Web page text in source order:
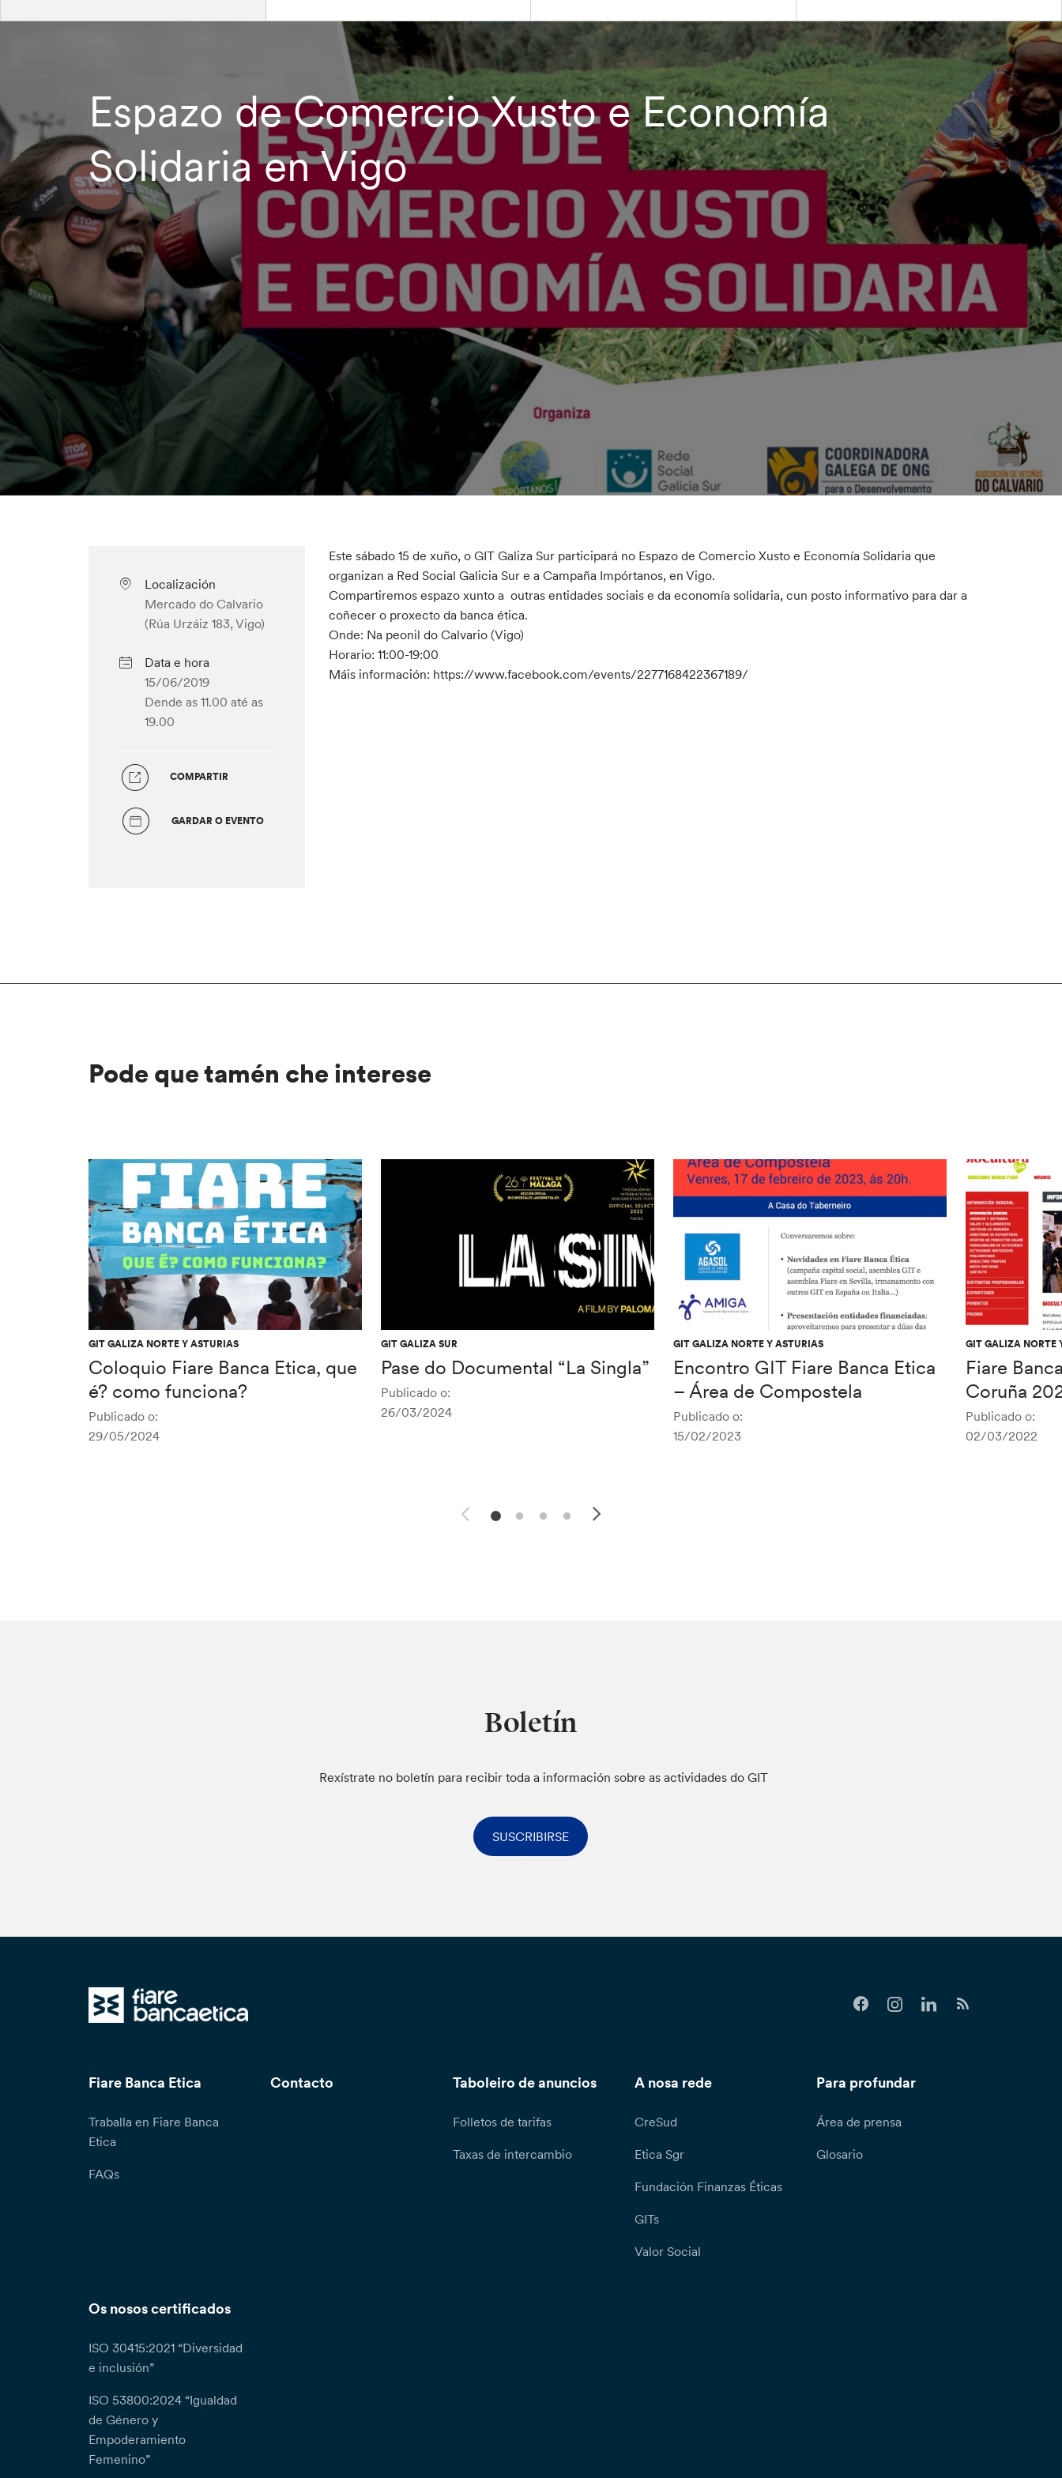
Espazo de Comercio Xusto e Economía
Solidaria en Vigo
Localización
Mercado do Calvario
(Rúa Urzáiz 183, Vigo)
Data e hora
15/06/2019
Dende as 11.00 até as
19.00
COMPARTIR
GARDAR O EVENTO
Este sábado 15 de xuño, o GIT Galiza Sur participará no Espazo de Comercio Xusto e Economía Solidaria que
organizan a Red Social Galicia Sur e a Campaña Impórtanos, en Vigo.
Compartiremos espazo xunto a outras entidades sociais e da economía solidaria, cun posto informativo para dar a
coñecer o proxecto da banca ética.
Onde: Na peonil do Calvario (Vigo)
Horario: 11:00-19:00
Máis información: https://www.facebook.com/events/2277168422367189/
Pode que tamén che interese
GIT GALIZA NORTE Y ASTURIAS
Coloquio Fiare Banca Etica, que
é? como funciona?
Publicado o:
29/05/2024
GIT GALIZA SUR
Pase do Documental “La Singla”
Publicado o:
26/03/2024
GIT GALIZA NORTE Y ASTURIAS
Encontro GIT Fiare Banca Etica
– Área de Compostela
Publicado o:
15/02/2023
GIT GALIZA NORTE
Fiare
Coruña
Publicado o:
02/03/2022
Boletín
Rexístrate no boletín para recibir toda a información sobre as actividades do GIT
SUSCRIBIRSE
Fiare Banca Etica
Traballa en Fiare Banca
Etica
FAQs
Contacto Taboleiro de anuncios
Folletos de tarifas
Taxas de intercambio
A nosa rede
CreSud
Etica Sgr
Fundación Finanzas Éticas
GITs
Valor Social
Para profundar
Área de prensa
Glosario
Os nosos certificados
ISO 30415:2021 “Diversidad
e inclusión”
ISO 53800:2024 “Igualdad
de Género y
Empoderamiento
Femenino”